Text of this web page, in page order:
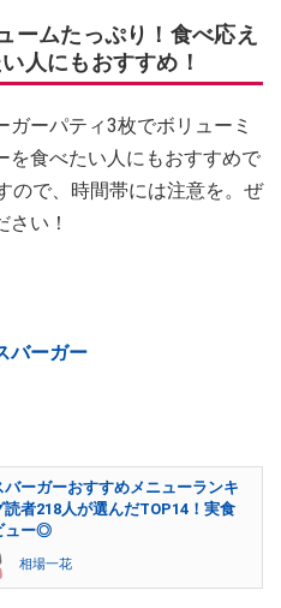
ームたっぷり！食べ応え
人にもおすすめ！
ーパティ3枚でボリューミ
を食べたい人にもおすすめで
ので、時間帯には注意を。ぜ
さい！
バーガー
バーガーおすすめメニューランキ
読者218人が選んだTOP14！実食
ュー◎
相場一花